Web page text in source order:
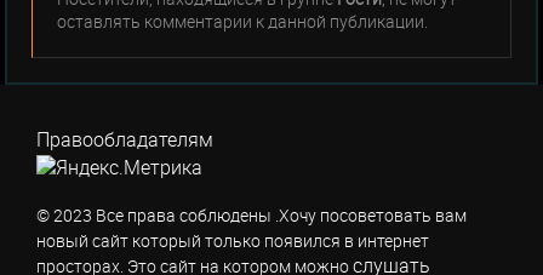
оставлять комментарии к данной публикации.
Правообладателям
© 2023 Все права соблюдены .Хочу посоветовать вам
новый сайт который только появился в интернет
просторах. Это сайт на котором можнослушать